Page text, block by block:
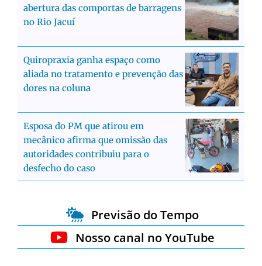
abertura das comportas de barragens
no Rio Jacuí
Quiropraxia ganha espaço como
aliada no tratamento e prevenção das
dores na coluna
Esposa do PM que atirou em
mecânico afirma que omissão das
autoridades contribuiu para o
desfecho do caso
Previsão do Tempo
Nosso canal no YouTube